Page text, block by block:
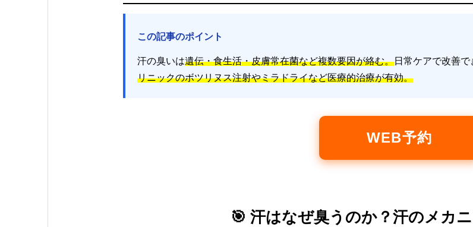
この記事のポイント
汗の臭いは遺伝・食生活・皮膚常在菌など複数要因が絡む。日常ケアで改善
リニックのボツリヌス注射やミラドライなど医療的治療が有効。
WEB予約
🎯 汗はなぜ臭うのか？汗のメカ